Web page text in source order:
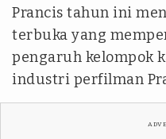
Prancis tahun ini
terbuka yang
pengaruh kelompok
industri perfilman